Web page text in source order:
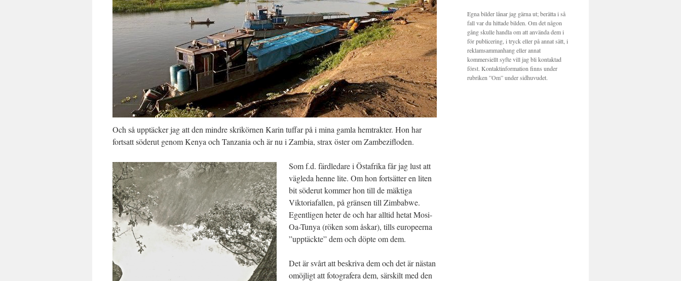
Och så upptäcker jag att den mindre skrikörnen Karin tuffar på i mina gamla hemtrakter. Hon har
fortsatt söderut genom Kenya och Tanzania och är nu i Zambia, strax öster om Zambezifloden.
Som f.d. färdledare i Östafrika får jag lust att
vägleda henne lite. Om hon fortsätter en liten
bit söderut kommer hon till de mäktiga
Viktoriafallen, på gränsen till Zimbabwe.
Egentligen heter de och har alltid hetat Mosi-
Oa-Tunya (röken som åskar), tills europeerna
”upptäckte” dem och döpte om dem.
Det är svårt att beskriva dem och det är nästan
omöjligt att fotografera dem, särskilt med den
Egna bilder lånar jag gärna ut; berätta i så
fall var du hittade bilden. Om det någon
gång skulle handla om att använda dem i
för publicering, i tryck eller på annat sätt, i
reklamsammanhang eller annat
kommersiellt syfte vill jag bli kontaktad
först. Kontaktinformation finns under
rubriken ”Om” under sidhuvudet.